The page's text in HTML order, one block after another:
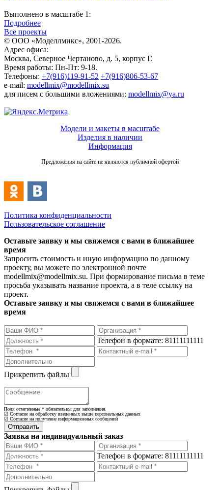
Выполнено в масштабе 1:
Подробнее
Все проекты
© ООО «Моделлмикс», 2001-2026.
Адрес офиса:
Москва, Северное Чертаново, д. 5, корпус Г.
Время работы: Пн-Пт: 9-18.
Телефоны: +7(916)119-91-52 +7(916)806-53-67
e-mail: modellmix@modellmix.su
для писем с большими вложениями: modellmix@ya.ru
Модели и макеты в масштабе
Изделия в наличии
Информация
Предложения на сайте не являются публичной офертой
Политика конфиденциальности
Пользовательское соглашение
Оставьте заявку и мы свяжемся с вами в ближайшее
время
Запросить стоимость и иную информацию по данному
проекту, вы можете по электронной почте
modellmix@modellmix.su. При формирование письма в теме
просьба указывать название проекта, а в теле ссылку на
проект.
Оставьте заявку и мы свяжемся с вами в ближайшее
время
Телефон в формате: 81111111111
Прикрепить файлы
Поля отмеченные * обязательны для заполнения.
☑ Согласие на обработку введенных выше персональных данных
☑ Согласие на получение информационных сообщений
Заявка на индивидуальный заказ
Телефон в формате: 81111111111